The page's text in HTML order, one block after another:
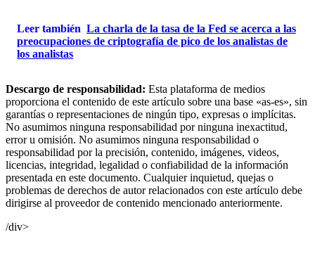
Leer también La charla de la tasa de la Fed se acerca a las
preocupaciones de criptografía de pico de los analistas de
los analistas
Descargo de responsabilidad: Esta plataforma de medios
proporciona el contenido de este artículo sobre una base «as-es», sin
garantías o representaciones de ningún tipo, expresas o implícitas.
No asumimos ninguna responsabilidad por ninguna inexactitud,
error u omisión. No asumimos ninguna responsabilidad o
responsabilidad por la precisión, contenido, imágenes, videos,
licencias, integridad, legalidad o confiabilidad de la información
presentada en este documento. Cualquier inquietud, quejas o
problemas de derechos de autor relacionados con este artículo debe
dirigirse al proveedor de contenido mencionado anteriormente.
/div>